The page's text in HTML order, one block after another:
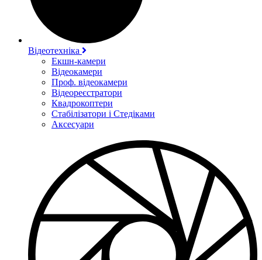
Відеотехніка
Екшн-камери
Відеокамери
Проф. відеокамери
Відеореєстратори
Квадрокоптери
Стабілізатори і Стедіками
Аксесуари